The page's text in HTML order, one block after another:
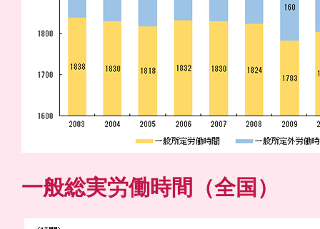
一般総実労働時間（全国）